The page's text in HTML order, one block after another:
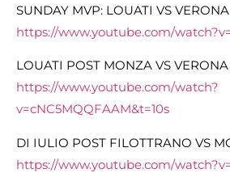
SUNDAY MVP: LOUATI VS VERONA
https://www.youtube.com/
LOUATI POST MONZA VS VERONA
https://www.youtube.com/watch?
v=cNC5MQQFAAM&t=10s
DI IULIO POST FILOTTRANO VS
https://www.youtube.com/